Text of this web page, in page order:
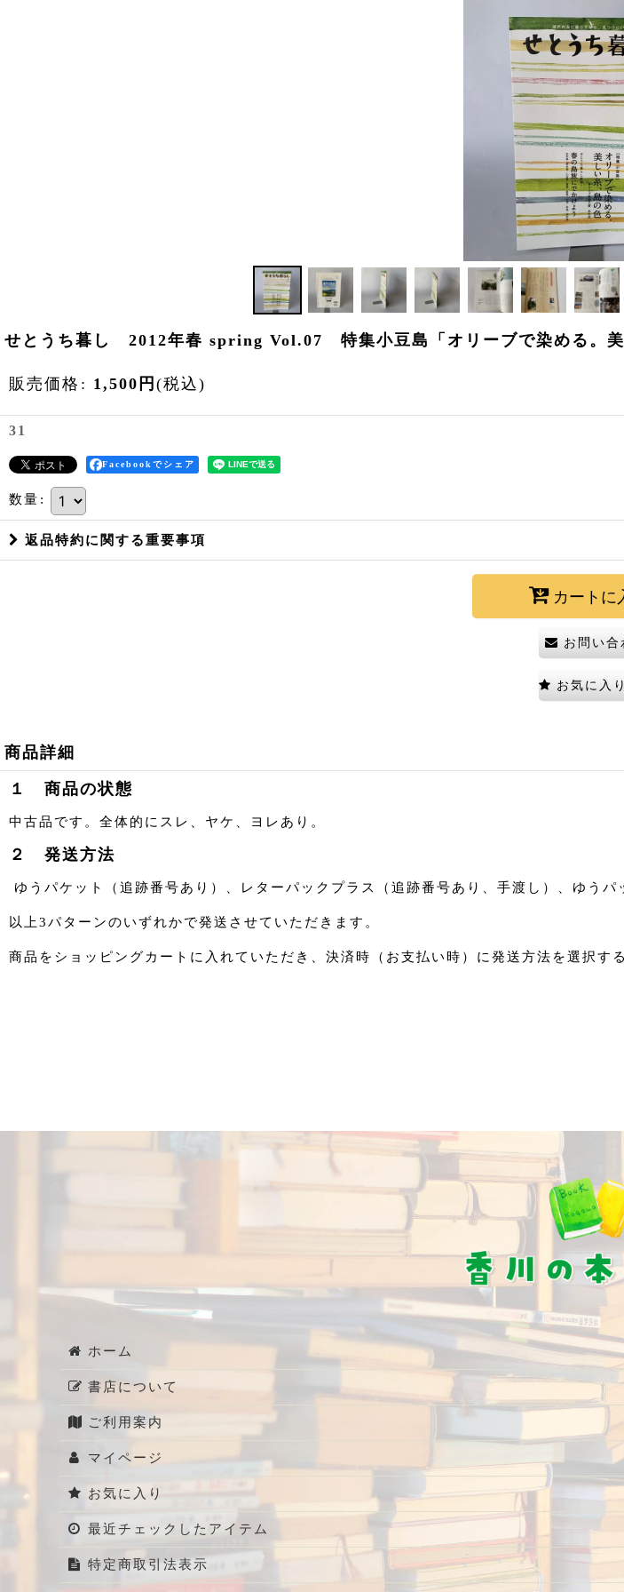
せとうち暮し 2012年春 spring Vol.07 特集小豆島「オリーブで染める。美
販売価格 : 1,500 円 (税込)
31
Facebookでシェア
数量 :
返品特約に関する重要事項
カートに
お問い合
お気に入
商品詳細
１ 商品の状態
中古品です。全体的にスレ、ヤケ、ヨレあり。
２ 発送方法
ゆうパケット（追跡番号あり）、レターパックプラス（追跡番号あり、手渡し）、ゆうパ
以上3パターンのいずれかで発送させていただきます。
商品をショッピングカートに入れていただき、決済時（お支払い時）に発送方法を選択す
ホーム
書店について
ご利用案内
マイページ
お気に入り
最近チェックしたアイテム
特定商取引法表示